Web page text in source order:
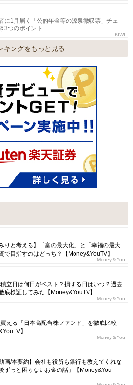
に1月届く「公的年金等の源泉徴収票」チェ
3つのポイント
KIWI
キングをもっと見る
りと考える】「富の最大化」と「幸福の最大
で目指すのはどっち？【Money&YouTV】
Money＆You
立日は何日がベスト？損する日はいつ？過去
底検証してみた【Money&YouTV】
Money＆You
える「日本高配当株ファンド」を徹底比較
】
Money＆You
画/本要約】会社も役所も銀行も教えてくれな
ずっと困らないお金の話」【Money&You